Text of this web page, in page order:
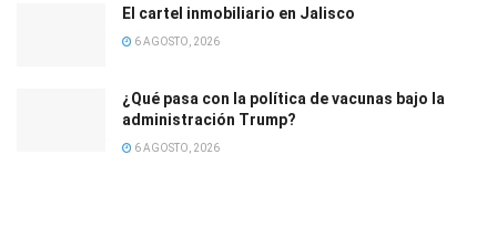
El cartel inmobiliario en Jalisco
6 AGOSTO, 2026
¿Qué pasa con la política de vacunas bajo la
administración Trump?
6 AGOSTO, 2026